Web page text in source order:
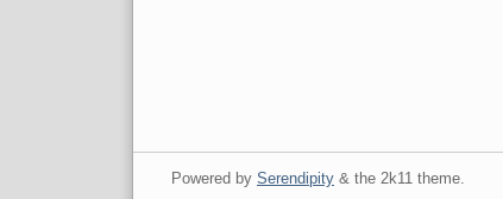
Powered by Serendipity& the 2k11 theme.